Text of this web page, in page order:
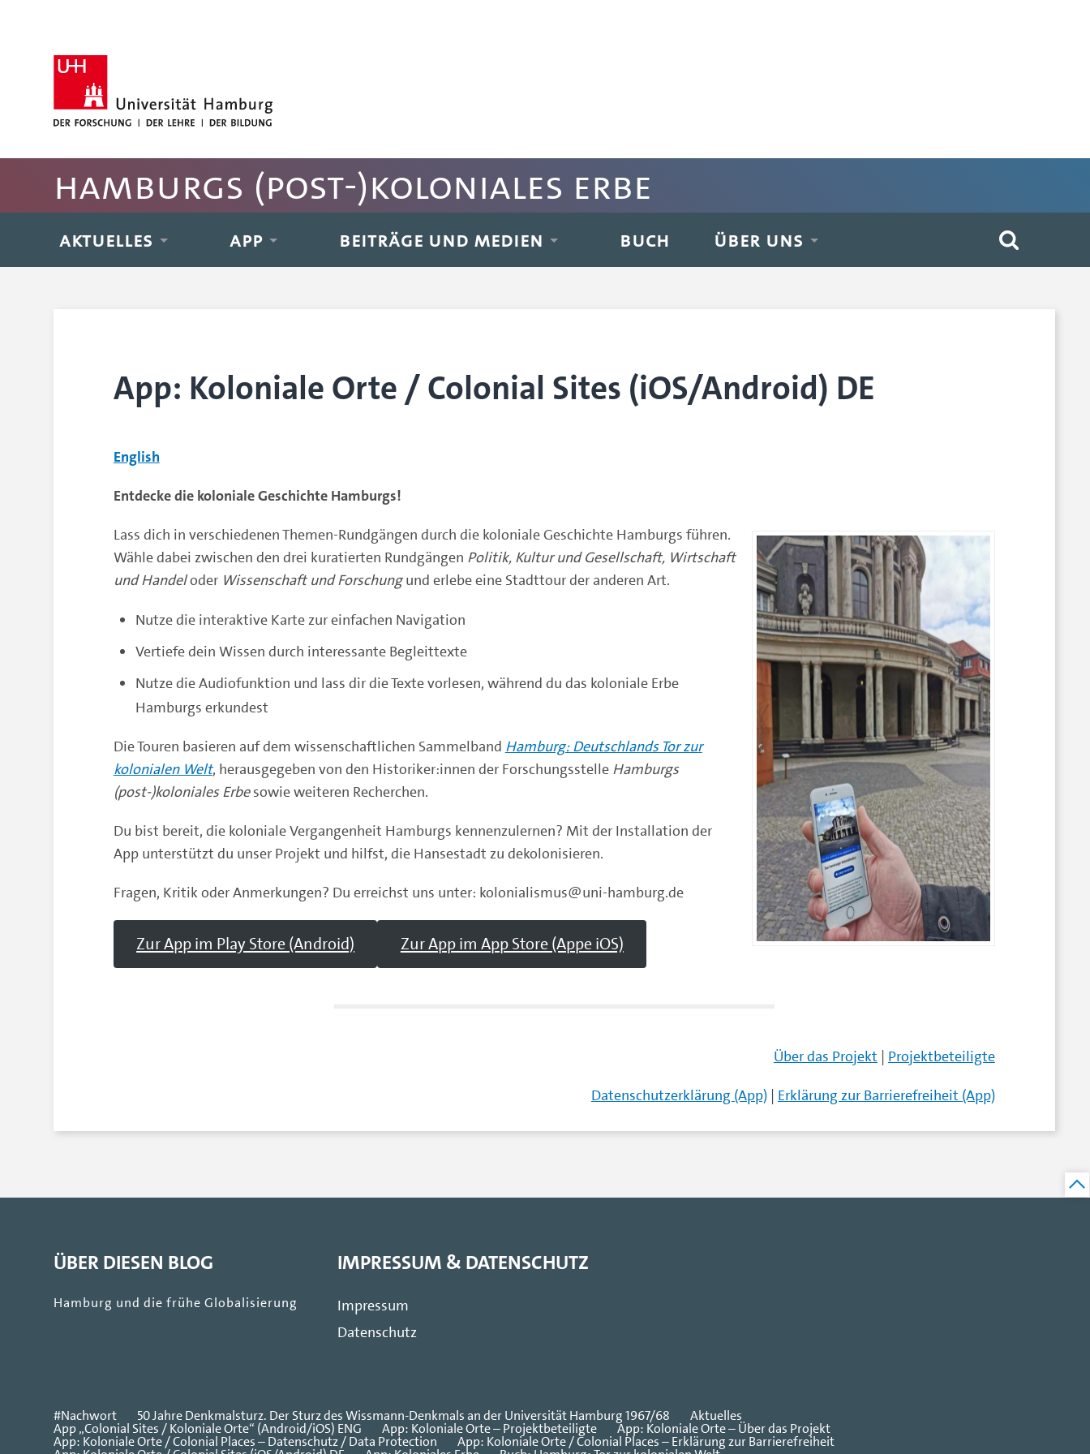
Fussbereich der Seite anspringen
Hamburgs (post-)koloniales Erbe
AKTUELLES APP BEITRÄGE UND MEDIEN BUCH ÜBER UNS
App: Koloniale Orte / Colonial Sites (iOS/Android) DE
English
Entdecke die koloniale Geschichte Hamburgs!
Lass dich in verschiedenen Themen-Rundgängen durch die koloniale Geschichte Hamburgs führen.
Wähle dabei zwischen den drei kuratierten Rundgängen Politik, Kultur und Gesellschaft, Wirtschaft
und HandeloderWissenschaft und Forschungund erlebe eine Stadttour der anderen Art.
Nutze die interaktive Karte zur einfachen Navigation
Vertiefe dein Wissen durch interessante Begleittexte
Nutze die Audiofunktion und lass dir die Texte vorlesen, während du das koloniale Erbe
Hamburgs erkundest
Die Touren basieren auf dem wissenschaftlichen Sammelband Hamburg: Deutschlands Tor zur
kolonialen Welt, herausgegeben von den Historiker:innen der Forschungsstelle Hamburgs
(post-)koloniales Erbesowie weiteren Recherchen.
Du bist bereit, die koloniale Vergangenheit Hamburgs kennenzulernen? Mit der Installation der
App unterstützt du unser Projekt und hilfst, die Hansestadt zu dekolonisieren.
Fragen, Kritik oder Anmerkungen? Du erreichst uns unter: kolonialismus@uni-hamburg.de
Zur App im Play Store (Android) Zur App im App Store (Appe iOS)
Über das Projekt | Projektbeteiligte
Datenschutzerklärung (App)| Erklärung zur Barrierefreiheit (App)
ÜBER DIESEN BLOG
Hamburg und die frühe Globalisierung
IMPRESSUM & DATENSCHUTZ
Impressum
Datenschutz
#Nachwort 50 Jahre Denkmalsturz. Der Sturz des Wissmann-Denkmals an der Universität Hamburg 1967/68 Aktuelles
App „Colonial Sites / Koloniale Orte“ (Android/iOS) ENG App: Koloniale Orte – Projektbeteiligte App: Koloniale Orte – Über das Projekt
App: Koloniale Orte / Colonial Places – Datenschutz / Data Protection App: Koloniale Orte / Colonial Places – Erklärung zur Barrierefreiheit